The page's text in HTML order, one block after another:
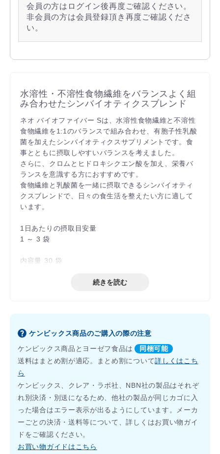
会員の方はログイン後再度ご確認ください。
非会員の方は会員登録頂き再度ご確認くださ
い。
水溶性・不溶性食物繊維をバランスよく組
み合わせたシンバイオティクスブレンド
ネオ バイオファイバー Sは、水溶性食物繊維と不溶性
食物繊維を1:1のバランスで組み合わせ、有胞子性乳酸
菌を加えたシンバイオティクスサプリメントです。食
事とともに摂取しやすいバランスを考えました。
さらに、クロムとヒドロキシクエン酸を加え、栄養バ
ランスを意識する方におすすめです。
食物繊維と乳酸菌を一緒に摂取できるシンバイオティ
クスブレンドで、日々の食生活を整えたい方に適して
います。
1日あたりの摂取目安量
1 ～ 3 袋
内容量 30 袋
続きを読む
ケンビックス商品のご購入の際の注意
ケンビックス商品とヨーゼフ食品は
同梱可能
送料はまとめ割が適応。まとめ割について詳しくはこち
ら
ケンビックス、クレア・ラボ社、NBN社の製品はそれぞ
れ別決済・別送になるため、他社の製品が同じカゴに入
った場合はエラー表示が出るようにしています。メーカ
ーごとの決済・送料等について、詳しくはお買い物ガイ
ドをご確認ください。
お買い物ガイドはこちら